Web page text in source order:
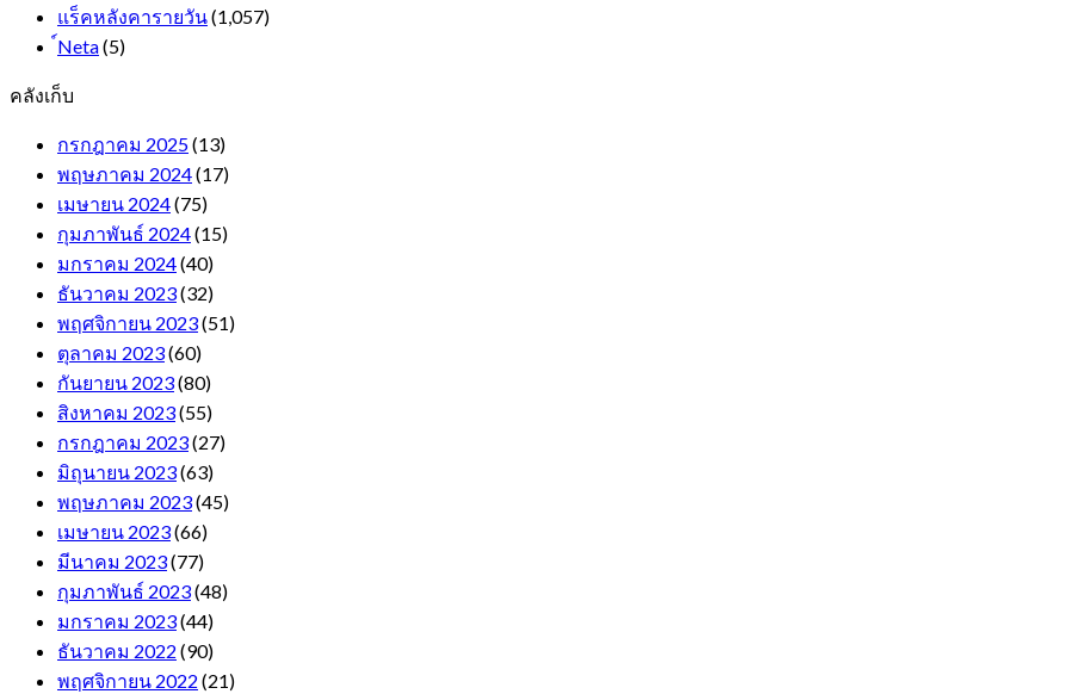
แร็คหลังคารายวัน(1,057)
์Neta(5)
คลังเก็บ
กรกฎาคม 2025(13)
พฤษภาคม 2024(17)
เมษายน 2024(75)
กุมภาพันธ์ 2024(15)
มกราคม 2024(40)
ธันวาคม 2023(32)
พฤศจิกายน 2023(51)
ตุลาคม 2023(60)
กันยายน 2023(80)
สิงหาคม 2023(55)
กรกฎาคม 2023(27)
มิถุนายน 2023(63)
พฤษภาคม 2023(45)
เมษายน 2023(66)
มีนาคม 2023(77)
กุมภาพันธ์ 2023(48)
มกราคม 2023(44)
ธันวาคม 2022 (90)
พฤศจิกายน 2022 (21)